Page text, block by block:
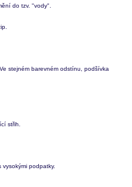
do tzv. "vody".
stejném barevném odstínu, podšívka
střih.
podpatky.